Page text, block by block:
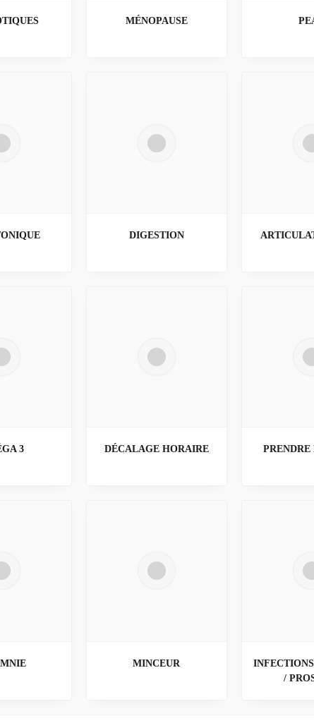
MÉNOPAUSE
DIGESTION
3 DÉCALAGE HORAIRE PRENDRE
MINCEUR
/